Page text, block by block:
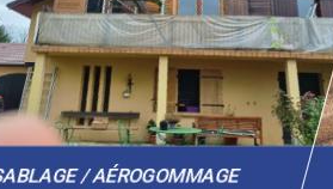
/ AÉROGOMMAGE